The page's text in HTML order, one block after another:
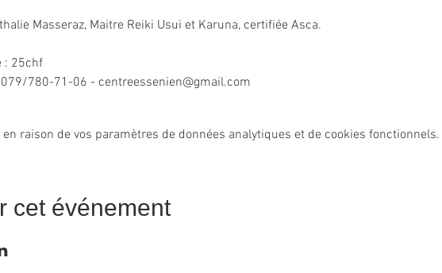
Prix de la soirée : 25chf
en raison de vos paramètres de données analytiques et de cookies fonctionnels.
cet événement